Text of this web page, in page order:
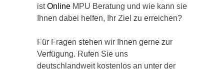
istOnline MPU Beratung und wie kann sie
Ihnen dabei helfen, Ihr Ziel zu erreichen?
Für Fragen stehen wir Ihnen gerne zur
Verfügung. Rufen Sie uns
deutschlandweit kostenlos an unter der